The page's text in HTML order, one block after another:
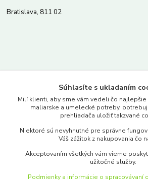
Bratislava, 811 02
www.merkantil.sk
Pondelok-Piatok: 9.00-17.00hod.
objednavky@merkantil-obchod.sk
Súhlasíte s ukladaním
Milí klienti, aby sme vám vedeli čo
maliarske a umelecké potreby,
prehliadača uložiť takzvané
Niektoré sú nevyhnutné pre správne
Váš zážitok z nakupovania čo
Akceptovaním všetkých vám vieme
užitočné služby.
Podmienky a informácie o spracovávaní